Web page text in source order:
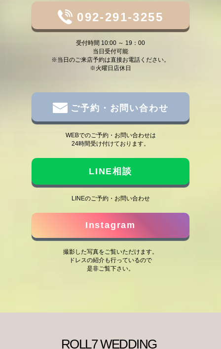
092-291-3255
受付時間 10:00 ～ 19：00
当日受付可能
※当日のご来店予約は直接お電話ください。
※火曜日店休日
ご予約・お問い合わせ
WEBでのご予約・お問い合わせは
24時間受け付けております。
LINE相談
LINEのご予約・お問い合わせ
Instagram
撮影した写真をご覧いただけます。
ドレスの紹介も行っているので
是非ご覧下さい。